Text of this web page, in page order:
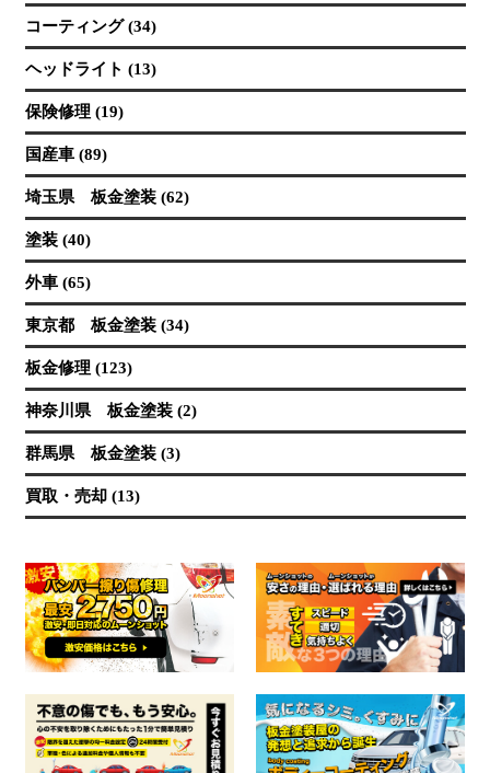
コーティング (34)
ヘッドライト (13)
保険修理 (19)
国産車 (89)
埼玉県 板金塗装 (62)
塗装 (40)
外車 (65)
東京都 板金塗装 (34)
板金修理 (123)
神奈川県 板金塗装 (2)
群馬県 板金塗装 (3)
買取・売却 (13)